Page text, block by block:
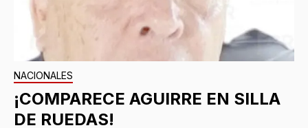
NACIONALES
¡COMPARECE AGUIRRE EN SILLA
DE RUEDAS!